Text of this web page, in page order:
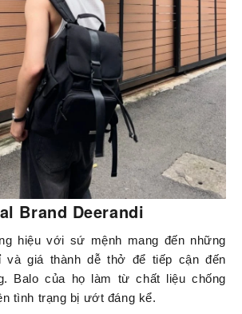
Brand Deerandi
hiệu với sứ mệnh mang đến những
và giá thành dễ thở để tiếp cận đến
Balo của họ làm từ chất liệu chống
tình trạng bị ướt đáng kể.